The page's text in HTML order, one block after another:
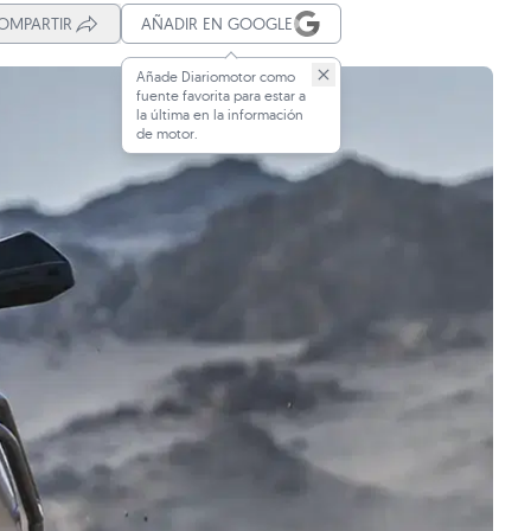
AÑADIR EN GOOGLE
Añade Diariomotor como
fuente favorita para estar a
la última en la información
de motor.